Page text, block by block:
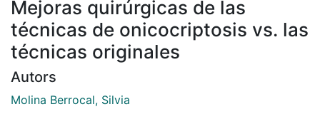
Mejoras quirúrgicas de las
técnicas de onicocriptosis vs. las
técnicas originales
Autors
Molina Berrocal, Silvia